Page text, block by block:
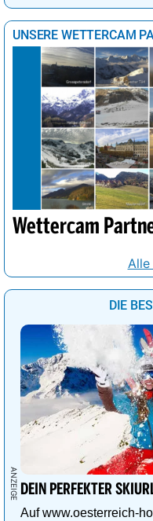
UNSERE WETTERCAM
Wettercam
DIE
DEIN PERFEKTER
Auf www.oesterreich-